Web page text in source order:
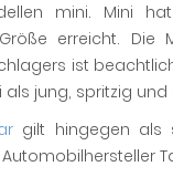
mini. Mini
erreicht. Die
ist
als jung, spritzig
gilt hingegen als